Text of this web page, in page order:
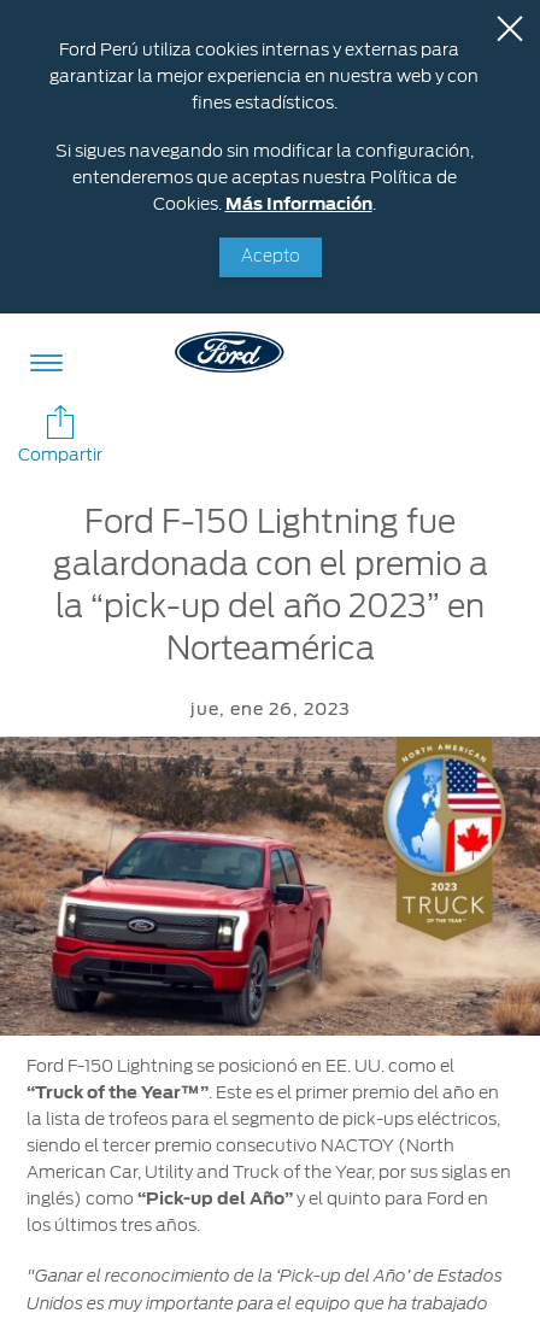
Ford Perú utiliza cookies internas y externas para
garantizar la mejor experiencia en nuestra web y con
fines estadísticos.
Si sigues navegando sin modificar la configuración,
entenderemos que aceptas nuestra Política de
Cookies. Más Información.
Acepto
Acessibility
Cotizar
Cotizar
cotización
Vehículos
Oportunidades
Posventa
Mi
Propietarios
Ford
Mis
Experiencias
Ford
Garantía
Manual
del
Propietario
SYNC®-
Conectividad
Guía
360
Ford
app
Ford
Posventa
Programa de
mantenimiento
Ford
Assistance
Repuestos
y
Accesorios
Accesorios
Repuestos
Originales
Ford
PRO™
Iniciar
Sesión
Iniciar
sesión
Crea
tu
cuenta
Mi
cuenta
contraseña
Compartir
Ford F-150 Lightning fue
galardonada con el premio a
la “pick-up del año 2023” en
Norteamérica
jue, ene 26, 2023
Ford F-150 Lightning se posicionó en EE. UU. como el
“Truck of the Year™” . Este es el primer premio del año en
la lista de trofeos para el segmento de pick-ups eléctricos,
siendo el tercer premio consecutivo NACTOY (North
American Car, Utility and Truck of the Year, por sus siglas en
inglés) como“Pick-up del Año”y el quinto para Ford en
los últimos tres años.
"Ganar el reconocimiento de la ‘Pick-up del Año’ de Estados
Unidos es muy importante para el equipo que ha trabajado